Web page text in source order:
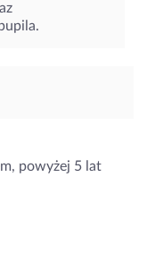
powyżej 5 lat